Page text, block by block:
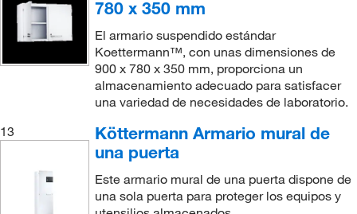
780 x 350 mm
El armario suspendido estándar
Koettermann™, con unas dimensiones de
900 x 780 x 350 mm, proporciona un
almacenamiento adecuado para satisfacer
una variedad de necesidades de laboratorio.
13
Köttermann Armario mural de
una puerta
Este armario mural de una puerta dispone de
una sola puerta para proteger los equipos y